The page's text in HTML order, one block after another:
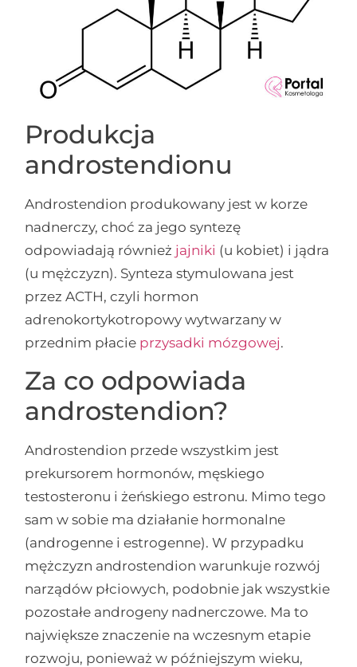
Produkcja
androstendionu
Androstendion produkowany jest w korze
nadnerczy, choć za jego syntezę
odpowiadają również jajniki (u kobiet) i jądra
(u mężczyzn). Synteza stymulowana jest
przez ACTH, czyli hormon
adrenokortykotropowy wytwarzany w
przednim płacie przysadki mózgowej.
Za co odpowiada
androstendion?
Androstendion przede wszystkim jest
prekursorem hormonów, męskiego
testosteronu i żeńskiego estronu. Mimo tego
sam w sobie ma działanie hormonalne
(androgenne i estrogenne). W przypadku
mężczyzn androstendion warunkuje rozwój
narządów płciowych, podobnie jak wszystkie
pozostałe androgeny nadnerczowe. Ma to
największe znaczenie na wczesnym etapie
rozwoju, ponieważ w późniejszym wieku,